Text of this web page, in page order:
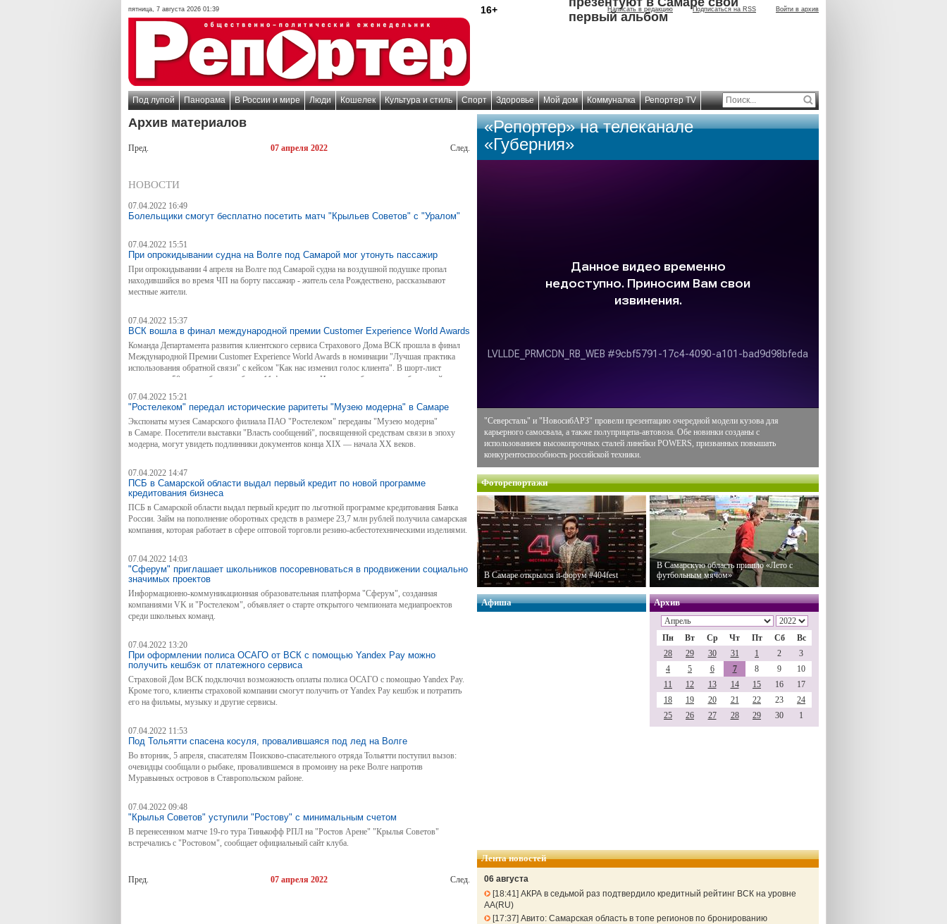
пятница, 7 августа 2026 01:39 16+ Написать в редакцию Подписаться на RSS Войти в архив
первый альбом
Под лупой Панорама В России и мире Люди Кошелек Культура и стиль Спорт Здоровье Мой дом Коммуналка Репортер TV
Архив материалов
Пред. 07 апреля 2022 След.
НОВОСТИ
07.04.2022 16:49
Болельщики смогут бесплатно посетить матч "Крыльев Советов" с "Уралом"
07.04.2022 15:51
При опрокидывании судна на Волге под Самарой мог утонуть пассажир
При опрокидывании 4 апреля на Волге под Самарой судна на воздушной подушке пропал
находившийся во время ЧП на борту пассажир - житель села Рождествено, рассказывают
местные жители.
07.04.2022 15:37
ВСК вошла в финал международной премии Customer Experience World Awards
Команда Департамента развития клиентского сервиса Страхового Дома ВСК прошла в финал
Международной Премии Customer Experience World Awards в номинации "Лучшая практика
использования обратной связи" с кейсом "Как нас изменил голос клиента". В шорт-лист
конкурса из 50 заявок было отобрано 11 финалистов. Итоговое объявление победителей
07.04.2022 15:21
"Ростелеком" передал исторические раритеты "Музею модерна" в Самаре
Экспонаты музея Самарского филиала ПАО "Ростелеком" переданы "Музею модерна"
в Самаре. Посетители выставки "Власть сообщений", посвященной средствам связи в эпоху
модерна, могут увидеть подлинники документов конца XIX — начала ХХ веков.
07.04.2022 14:47
ПСБ в Самарской области выдал первый кредит по новой программе
кредитования бизнеса
ПСБ в Самарской области выдал первый кредит по льготной программе кредитования Банка
России. Займ на пополнение оборотных средств в размере 23,7 млн рублей получила самарская
компания, которая работает в сфере оптовой торговли резино-асбестотехническими изделиями.
07.04.2022 14:03
"Сферум" приглашает школьников посоревноваться в продвижении социально
значимых проектов
Информационно-коммуникационная образовательная платформа "Сферум", созданная
компаниями VK и "Ростелеком", объявляет о старте открытого чемпионата медиапроектов
среди школьных команд.
07.04.2022 13:20
При оформлении полиса ОСАГО от ВСК с помощью Yandex Pay можно
получить кешбэк от платежного сервиса
Страховой Дом ВСК подключил возможность оплаты полиса ОСАГО с помощью Yandex Pay.
Кроме того, клиенты страховой компании смогут получить от Yandex Pay кешбэк и потратить
его на фильмы, музыку и другие сервисы.
07.04.2022 11:53
Под Тольятти спасена косуля, провалившаяся под лед на Волге
Во вторник, 5 апреля, спасателям Поисково-спасательного отряда Тольятти поступил вызов:
очевидцы сообщали о рыбаке, провалившемся в промоину на реке Волге напротив
Муравьиных островов в Ставропольском районе.
07.04.2022 09:48
"Крылья Советов" уступили "Ростову" с минимальным счетом
В перенесенном матче 19-го тура Тинькофф РПЛ на "Ростов Арене" "Крылья Советов"
встречались с "Ростовом", сообщает официальный сайт клуба.
Пред. 07 апреля 2022 След.
«Репортер» на телеканале
«Губерния»
"Северсталь" и "НовосибАРЗ" провели презентацию очередной модели кузова для
карьерного самосвала, а также полуприцепа-автовоза. Обе новинки созданы с
использованием высокопрочных сталей линейки POWERS, призванных повышать
конкурентоспособность российской техники.
Фоторепортажи
В Самаре открылся it-форум #404fest
В Самарскую область пришло «Лето с
футбольным мячом»
Афиша Архив
Пн Вт Ср Чт Пт Сб
Вс
28
29 30 31 1 2
3
4
5 6 7 8 9
10
11
12 13 14 15 16
17
18
19 20 21 22 23
24
25
26 27 28 29 30 1
Лента новостей
06 августа
18:41 АКРА в седьмой раз подтвердило кредитный рейтинг ВСК на уровне
АА(RU)
17:37 Авито: Самарская область в топе регионов по бронированию